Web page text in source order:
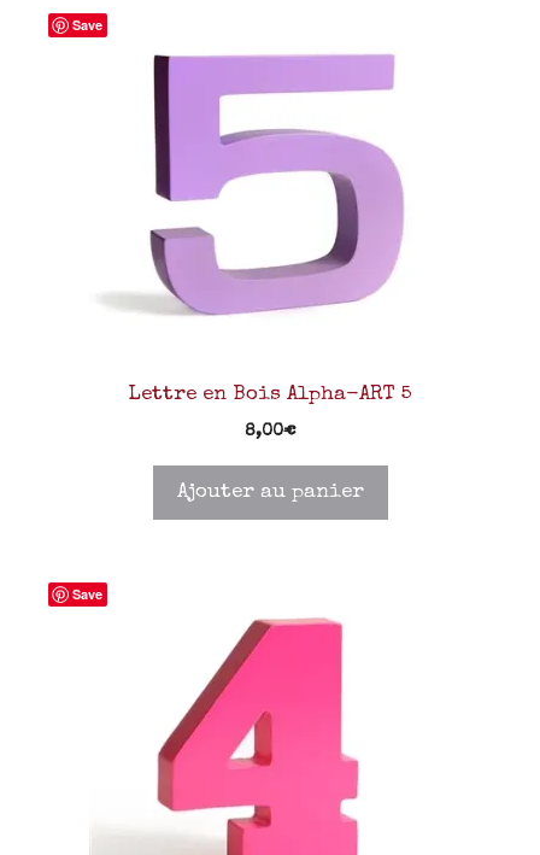
Save
Lettre en Bois Alpha-ART 5
8,00€
Ajouter au panier
Save